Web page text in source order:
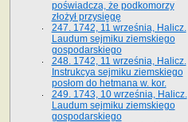
poświadcza, że podkomorzy
złożył przysięgę
247. 1742, 11 września, Halicz.
Laudum sejmiku ziemskiego
gospodarskiego
248. 1742, 11 września, Halicz.
Instrukcya sejmiku ziemskiego
posłom do hetmana w. kor.
249. 1743, 10 września, Halicz.
Laudum sejmiku ziemskiego
gospodarskiego